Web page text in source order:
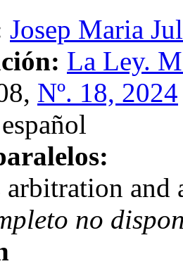
Josep Maria
La Ley.
Nº. 18, 2024
español
arbitration and
no